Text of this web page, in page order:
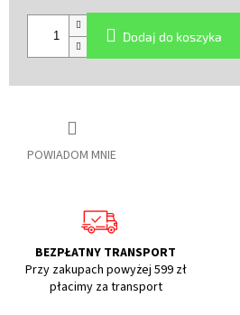
POWIADOM MNIE
jednostkowa:
Dodaj do koszyka
BEZPŁATNY TRANSPORT
Przy zakupach powyżej 599 zł
płacimy za transport